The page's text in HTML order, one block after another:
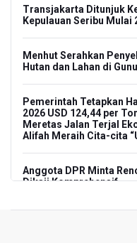
Transjakarta Ditunjuk
Kepulauan Seribu Mulai
Menhut Serahkan
Hutan dan Lahan di
Pemerintah Tetapkan
2026 USD 124,44 per
Meretas Jalan Terjal
Alifah Meraih Cita-cita
Anggota DPR Minta
Dikaji Komprehensif